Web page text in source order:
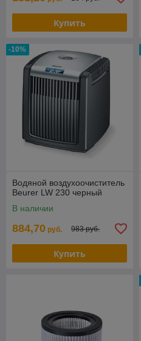
Купить
-10%
Водяной воздухоочиститель
Beurer LW 230 черный
В наличии
884,70 руб. 983 руб.
Купить